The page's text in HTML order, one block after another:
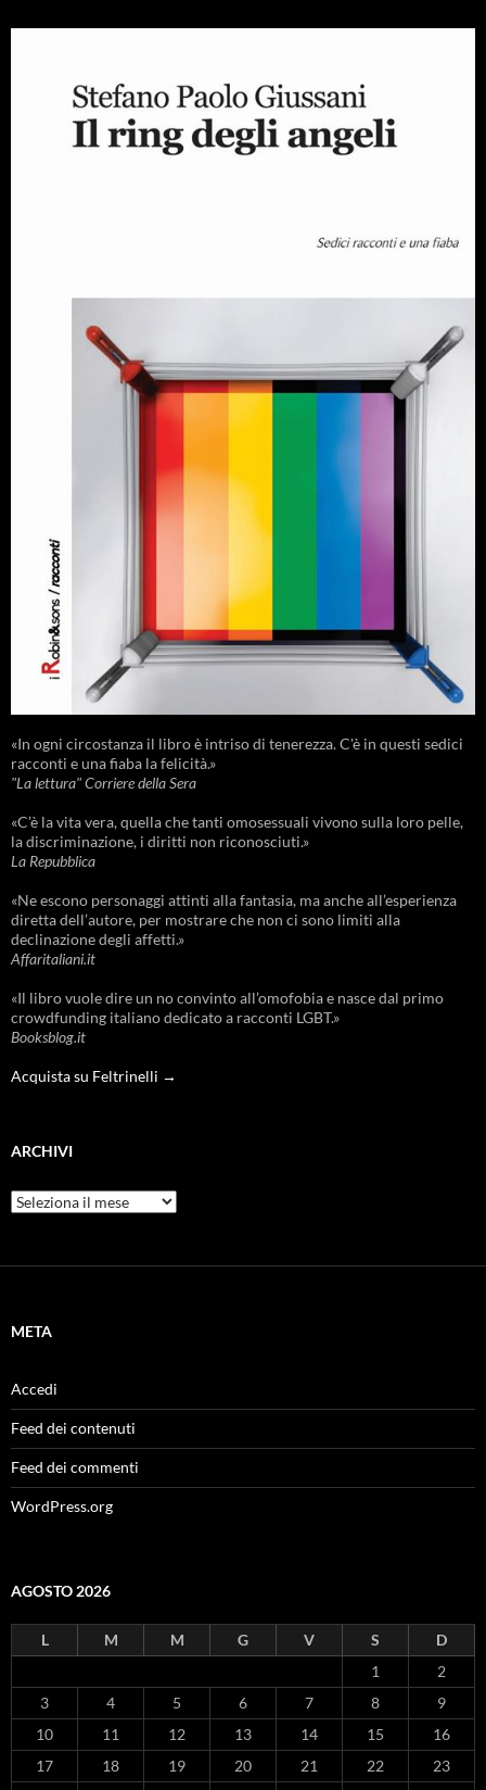
«In ogni circostanza il libro è intriso di tenerezza. C'è in questi sedici
racconti e una fiaba la felicità.»
"La lettura" Corriere della Sera
«C’è la vita vera, quella che tanti omosessuali vivono sulla loro pelle,
la discriminazione, i diritti non riconosciuti.»
La Repubblica
«Ne escono personaggi attinti alla fantasia, ma anche all’esperienza
diretta dell’autore, per mostrare che non ci sono limiti alla
declinazione degli affetti.»
Affaritaliani.it
«Il libro vuole dire un no convinto all’omofobia e nasce dal primo
crowdfunding italiano dedicato a racconti LGBT.»
Booksblog.it
Acquista su Feltrinelli →
ARCHIVI
Archivi
META
Accedi
Feed dei contenuti
Feed dei commenti
WordPress.org
AGOSTO 2026
L M M G V S
D
1
2
3
4 5 6 7 8
9
10
11 12 13 14 15
16
17
18 19 20 21 22
23